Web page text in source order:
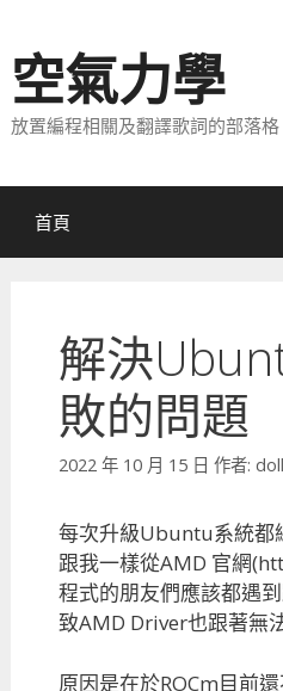
空氣力學
放置編程相關及翻譯歌詞的部落格
首頁
解決
敗的問題
2022 年 10 月 15 日 作者:
每次升級Ubuntu系統都
跟我一樣從AMD 官網
程式的朋友們應該都遇
致AMD Driver也跟著無
原因是在於ROCm目前